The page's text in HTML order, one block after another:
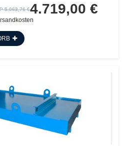
5.063,76 €4.719,00 €